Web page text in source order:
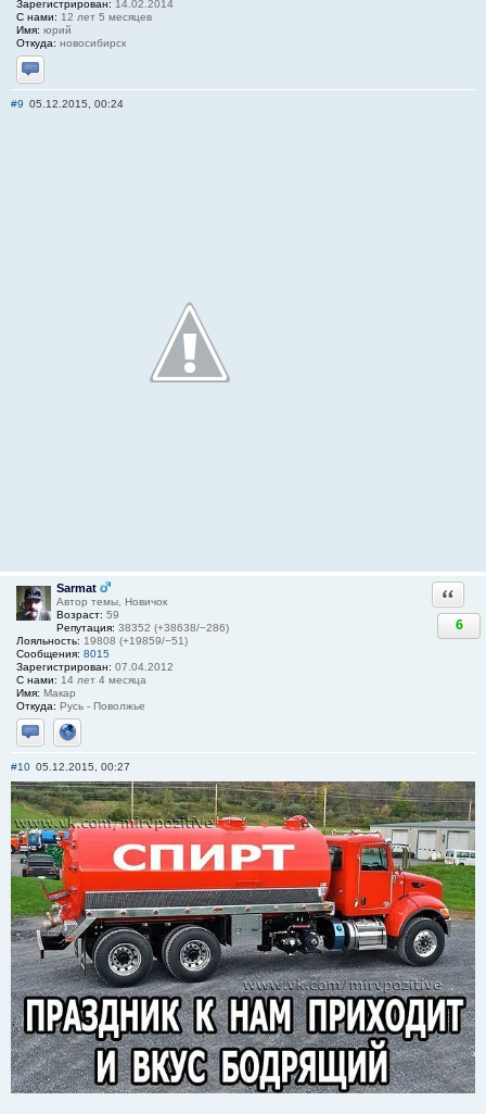
Зарегистрирован: 14.02.2014
С нами: 12 лет 5 месяцев
Имя: юрий
Откуда: новосибирск
Отправить личное сообщение
#9 05.12.2015, 00:24
Sarmat
Автор темы, Новичок
Возраст: 59
Репутация: 38352 (+38638/−286)
Лояльность: 19808 (+19859/−51)
Сообщения: 8015
Зарегистрирован: 07.04.2012
С нами: 14 лет 4 месяца
Имя: Макар
Откуда: Русь - Поволжье
Отправить личное сообщение
Сайт
6
#10 05.12.2015, 00:27